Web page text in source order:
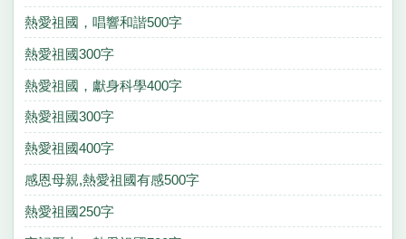
熱愛祖國，唱響和諧500字
熱愛祖國300字
熱愛祖國，獻身科學400字
熱愛祖國300字
熱愛祖國400字
感恩母親,熱愛祖國有感500字
熱愛祖國250字